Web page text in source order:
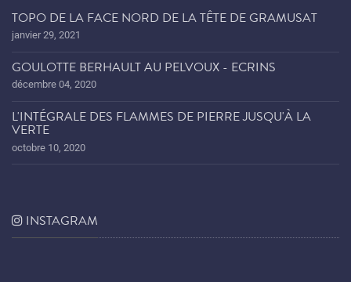
TOPO DE LA FACE NORD DE LA TÊTE DE GRAMUSAT
janvier 29, 2021
GOULOTTE BERHAULT AU PELVOUX - ECRINS
décembre 04, 2020
L'INTÉGRALE DES FLAMMES DE PIERRE JUSQU'À LA
VERTE
octobre 10, 2020
INSTAGRAM